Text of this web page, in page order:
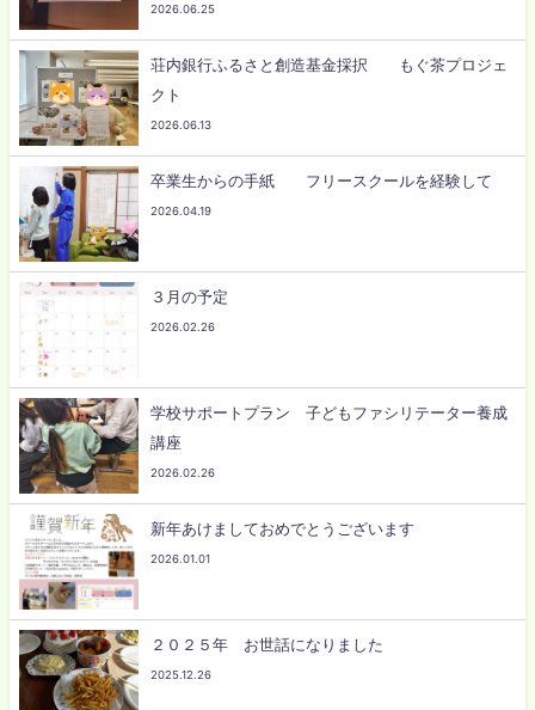
2026.06.25
荘内銀行ふるさと創造基金採択 もぐ茶プロジェ
クト
2026.06.13
卒業生からの手紙 フリースクールを経験して
2026.04.19
３月の予定
2026.02.26
学校サポートプラン 子どもファシリテーター養成
講座
2026.02.26
新年あけましておめでとうございます
2026.01.01
２０２５年 お世話になりました
2025.12.26